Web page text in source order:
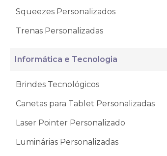
Squeezes Personalizados
Trenas Personalizadas
Informática e Tecnologia
Brindes Tecnológicos
Canetas para Tablet Personalizadas
Laser Pointer Personalizado
Luminárias Personalizadas